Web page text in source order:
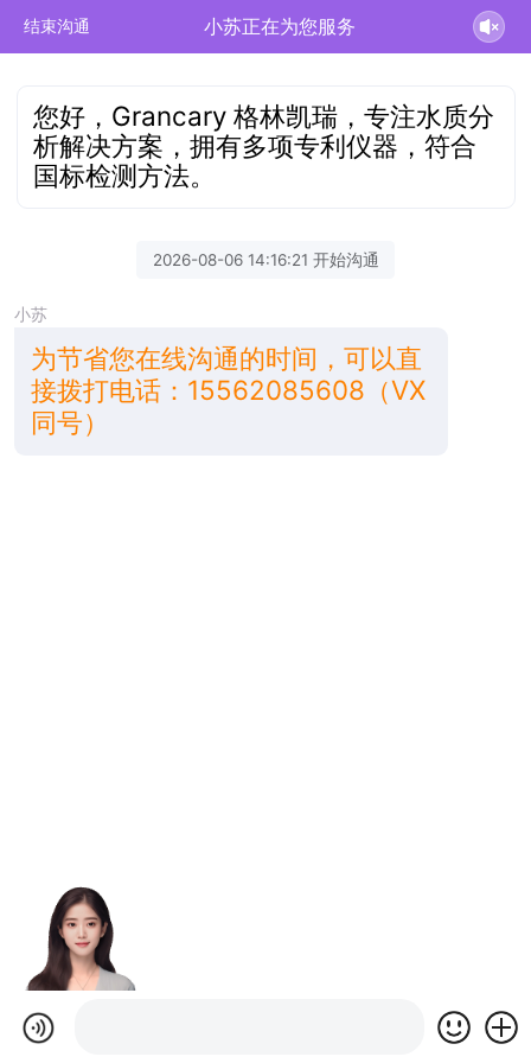
结束沟通 小苏正在为您服务
您好，Grancary 格林凯瑞，专注水质分
析解决方案，拥有多项专利仪器，符合
国标检测方法。
2026-08-06 14:16:21 开始沟通
小苏
为节省您在线沟通的时间，可以直
接拨打电话：15562085608（VX
同号）